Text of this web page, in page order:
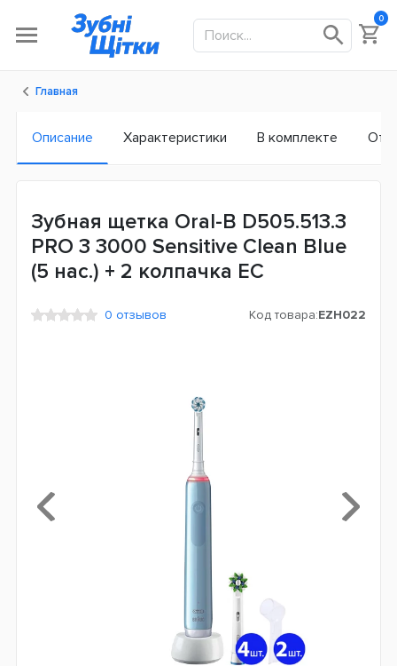
0
Главная
Описание Характеристики В комплекте
Зубная щетка Oral-B D505.513.3
PRO 3 3000 Sensitive Clean Blue
(5 нас.) + 2 колпачка ЕС
0 отзывов Код товара:EZH022